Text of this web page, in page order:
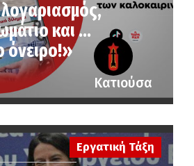
λογαριασμός,
και …
όνειρο!»
Κατιούσα
Εργατική Τάξη